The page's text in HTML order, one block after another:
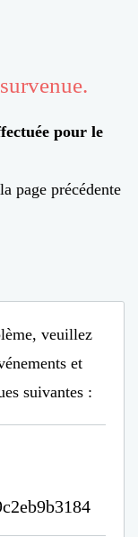
pour le
page précédente
veuillez
et
suivantes :